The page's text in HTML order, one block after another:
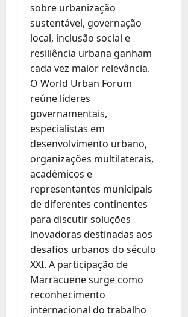
sobre urbanização
sustentável, governação
local, inclusão social e
resiliência urbana ganham
cada vez maior relevância.
O World Urban Forum
reúne líderes
governamentais,
especialistas em
desenvolvimento urbano,
organizações multilaterais,
académicos e
representantes municipais
de diferentes continentes
para discutir soluções
inovadoras destinadas aos
desafios urbanos do século
XXI. A participação de
Marracuene surge como
reconhecimento
internacional do trabalho